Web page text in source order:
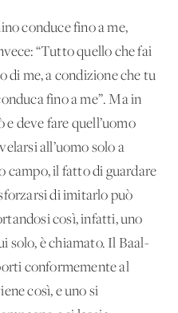
conduce fino a me,
“Tutto quello che fai
di me, a condizione che tu
fino a me”. Ma in
e deve fare quell’uomo
all’uomo solo a
campo, il fatto di guardare
di imitarlo può
così, infatti, uno
solo, è chiamato. Il Baal-
conformemente al
così, e uno si